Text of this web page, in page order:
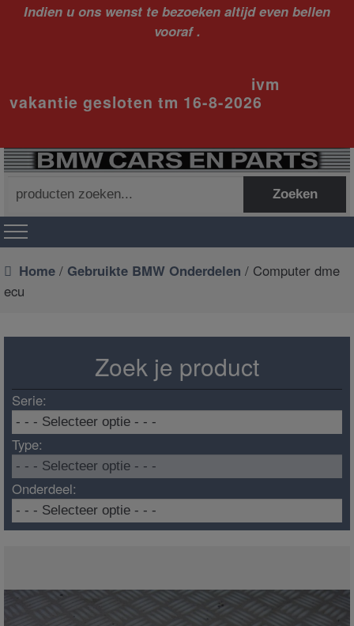
Indien u ons wenst te bezoeken altijd even bellen
vooraf .
ivm
vakantie gesloten tm 16-8-2026
naar:
Zoeken
Home / Gebruikte BMW Onderdelen / Computer dme
ecu
Zoek je product
Serie:
Type:
Onderdeel: